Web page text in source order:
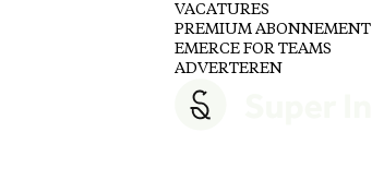
VACATURES
PREMIUM ABONNEMENT
EMERCE FOR TEAMS
ADVERTEREN